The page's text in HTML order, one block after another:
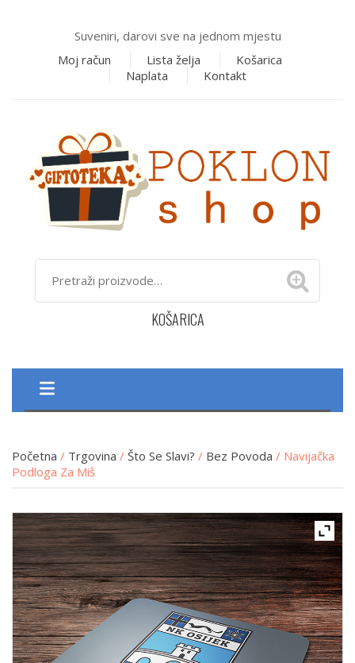
Suveniri, darovi sve na jednom mjestu
Moj račun
Lista želja
Košarica
Naplata
Kontakt
KOŠARICA
Početna / Trgovina / Što Se Slavi? / Bez Povoda / Navijačka
Podloga Za Miš